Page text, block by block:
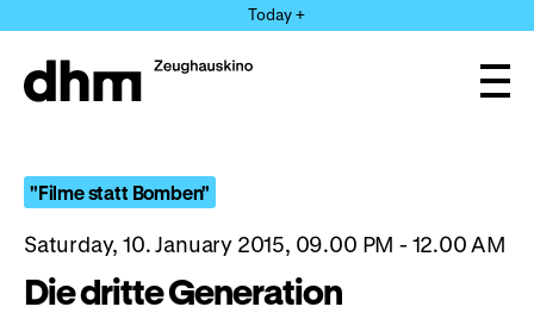
directly
the
Today +
"Filme statt Bomben"
Saturday, 10. January 2015, 09.00 PM - 12.00 AM
Die dritte Generation